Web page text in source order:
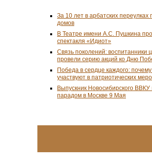
За 10 лет в арбатских переулках
домов
В Театре имени А.С. Пушкина
спектакля «Идиот»
Связь поколений: воспитанники
провели серию акций ко Дню
Победа в сердце каждого:
участвуют в патриотических
Выпускник Новосибирского
парадом в Москве 9 Мая